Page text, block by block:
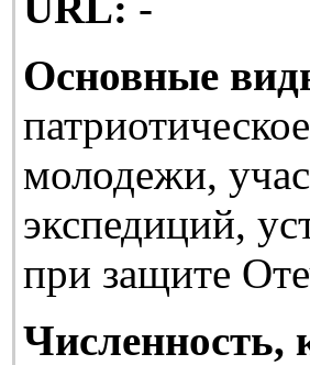
Основные
молодежи,
экспедиций,
при защите
Численность,